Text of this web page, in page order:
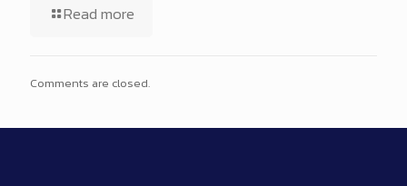
Read more
Comments are closed.